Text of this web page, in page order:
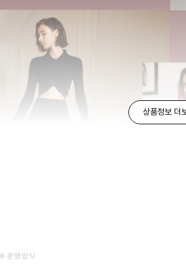
상품정보 더